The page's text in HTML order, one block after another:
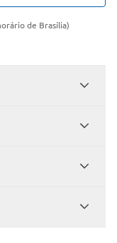
de Brasília)